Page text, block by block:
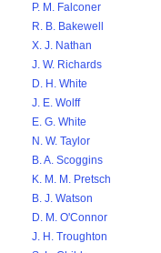
P. M. Falconer
R. B. Bakewell
X. J. Nathan
J. W. Richards
D. H. White
J. E. Wolff
E. G. White
N. W. Taylor
B. A. Scoggins
K. M. M. Pretsch
B. J. Watson
D. M. O'Connor
J. H. Troughton